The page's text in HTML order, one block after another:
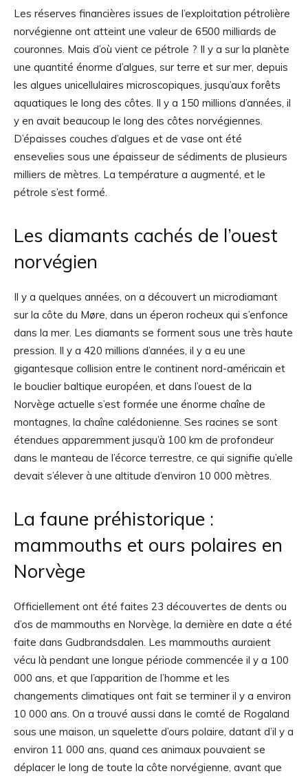
Les réserves financières issues de l’exploitation pétrolière
norvégienne ont atteint une valeur de 6500 milliards de
couronnes. Mais d’où vient ce pétrole ? Il y a sur la planète
une quantité énorme d’algues, sur terre et sur mer, depuis
les algues unicellulaires microscopiques, jusqu’aux forêts
aquatiques le long des côtes. Il y a 150 millions d’années, il
y en avait beaucoup le long des côtes norvégiennes.
D’épaisses couches d’algues et de vase ont été
ensevelies sous une épaisseur de sédiments de plusieurs
milliers de mètres. La température a augmenté, et le
pétrole s’est formé.
Les diamants cachés de l’ouest
norvégien
Il y a quelques années, on a découvert un microdiamant
sur la côte du Møre, dans un éperon rocheux qui s’enfonce
dans la mer. Les diamants se forment sous une très haute
pression. Il y a 420 millions d’années, il y a eu une
gigantesque collision entre le continent nord-américain et
le bouclier baltique européen, et dans l’ouest de la
Norvège actuelle s’est formée une énorme chaîne de
montagnes, la chaîne calédonienne. Ses racines se sont
étendues apparemment jusqu’à 100 km de profondeur
dans le manteau de l’écorce terrestre, ce qui signifie qu’elle
devait s’élever à une altitude d’environ 10 000 mètres.
La faune préhistorique :
mammouths et ours polaires en
Norvège
Officiellement ont été faites 23 découvertes de dents ou
d’os de mammouths en Norvège, la dernière en date a été
faite dans Gudbrandsdalen. Les mammouths auraient
vécu là pendant une longue période commencée il y a 100
000 ans, et que l’apparition de l’homme et les
changements climatiques ont fait se terminer il y a environ
10 000 ans. On a trouvé aussi dans le comté de Rogaland
sous une maison, un squelette d’ours polaire, datant d’il y a
environ 11 000 ans, quand ces animaux pouvaient se
déplacer le long de toute la côte norvégienne, avant que